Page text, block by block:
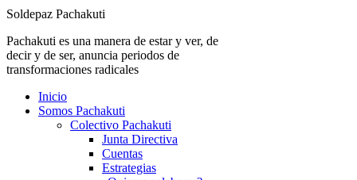
Soldepaz Pachakuti
Pachakuti es una manera de estar y ver, de
decir y de ser, anuncia periodos de
transformaciones radicales
Inicio
Somos Pachakuti
Colectivo Pachakuti
Junta Directiva
Cuentas
Estrategias